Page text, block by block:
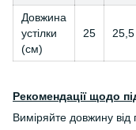
Довжина
устілки
(см)
25 25,5
Рекомендації щодо
Виміряйте довжину